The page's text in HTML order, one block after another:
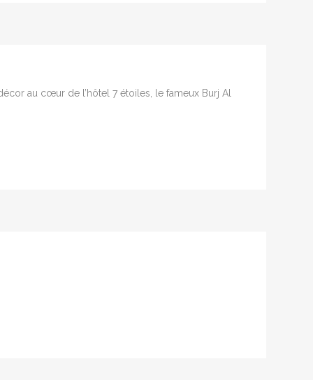
au cœur de l’hôtel 7 étoiles, le fameux Burj Al